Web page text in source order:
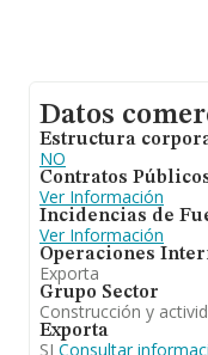
Datos
Estructura
NO
Contratos
Ver Información
Incidencias de
Ver Información
Operaciones
Exporta
Grupo Sector
Construcción y
Exporta
SI Consultar